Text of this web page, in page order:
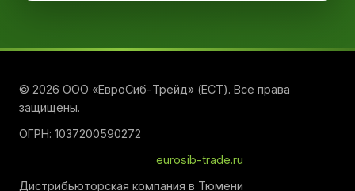
© 2026 ООО «ЕвроСиб-Трейд» (ЕСТ). Все права
защищены.
ОГРН: 1037200590272
eurosib-trade.ru
Дистрибьюторская компания в Тюмени